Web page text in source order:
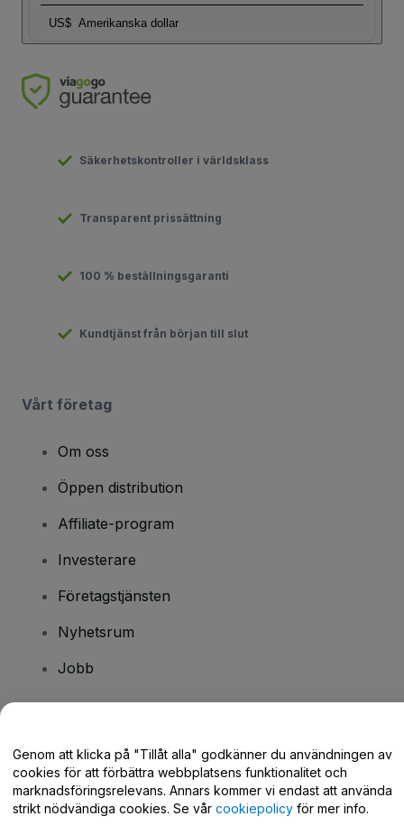
US$ Amerikanska dollar
Säkerhetskontroller i världsklass
Transparent prissättning
100 % beställningsgaranti
Kundtjänst från början till slut
Vårt företag
Om oss
Öppen distribution
Affiliate-program
Investerare
Företagstjänsten
Nyhetsrum
Jobb
Hjälpcenter / Kontakta oss
Genom att klicka på "Tillåt alla" godkänner du användningen av
cookies för att förbättra webbplatsens funktionalitet och
marknadsföringsrelevans. Annars kommer vi endast att använda
strikt nödvändiga cookies. Se vår cookiepolicy för mer info.